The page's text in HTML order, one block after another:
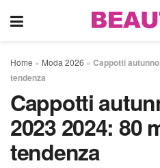
Home » Moda 2026 » Cappotti
tendenza
Cappotti
2023 2024: 80
tendenza